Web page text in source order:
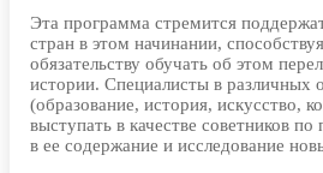
Эта программа стремится
стран в этом начинании,
обязательству обучать об этом
истории. Специалисты в различных
(образование, история, искусство,
выступать в качестве советников
в ее содержание и исследование